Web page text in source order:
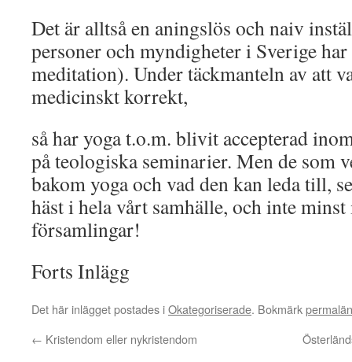
Det är alltså en aningslös och naiv
personer och myndigheter i Sverige
meditation). Under täckmanteln av att
medicinskt korrekt,
så har yoga t.o.m. blivit accepterad
på teologiska seminarier. Men de som
bakom yoga och vad den kan leda till,
häst i hela vårt samhälle, och inte
församlingar!
Forts Inlägg
Det här inlägget postades iOkategoriserade. Bokmärk
← Kristendom eller nykristendom